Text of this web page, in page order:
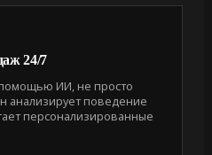
24/7
ИИ, не просто
анализирует поведение
персонализированные